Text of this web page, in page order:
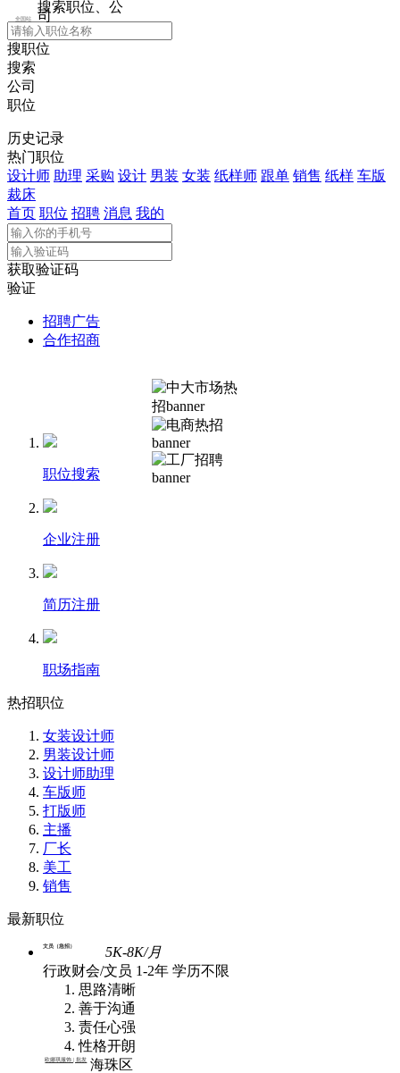
全国站
搜索职位、公
司
搜职位
搜索
公司
职位
历史记录
热门职位
设计师 助理 采购 设计 男装 女装 纸样师 跟单 销售 纸样 车版
裁床
首页 职位 招聘 消息 我的
获取验证码
验证
招聘广告
合作招商
职位搜索
企业注册
简历注册
职场指南
热招职位
女装设计师
男装设计师
设计师助理
车版师
打版师
主播
厂长
美工
销售
最新职位
文员（急招）
5K-8K/月
行政财会/文员 1-2年 学历不限
思路清晰
善于沟通
责任心强
性格开朗
欧娜琪服饰 | 批发 海珠区